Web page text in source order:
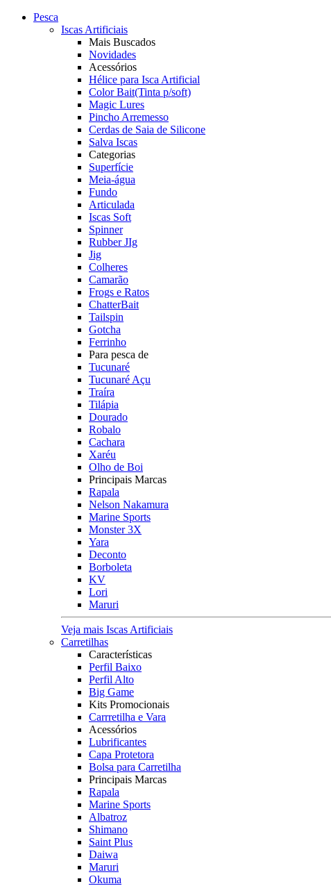
Pesca
Iscas Artificiais
Mais Buscados
Novidades
Acessórios
Hélice para Isca Artificial
Color Bait(Tinta p/soft)
Magic Lures
Pincho Arremesso
Cerdas de Saia de Silicone
Salva Iscas
Categorias
Superfície
Meia-água
Fundo
Articulada
Iscas Soft
Spinner
Rubber JIg
Jig
Colheres
Camarão
Frogs e Ratos
ChatterBait
Tailspin
Gotcha
Ferrinho
Para pesca de
Tucunaré
Tucunaré Açu
Traíra
Tilápia
Dourado
Robalo
Cachara
Xaréu
Olho de Boi
Principais Marcas
Rapala
Nelson Nakamura
Marine Sports
Monster 3X
Yara
Deconto
Borboleta
KV
Lori
Maruri
Veja mais Iscas Artificiais
Carretilhas
Características
Perfil Baixo
Perfil Alto
Big Game
Kits Promocionais
Carrretilha e Vara
Acessórios
Lubrificantes
Capa Protetora
Bolsa para Carretilha
Principais Marcas
Rapala
Marine Sports
Albatroz
Shimano
Saint Plus
Daiwa
Maruri
Okuma